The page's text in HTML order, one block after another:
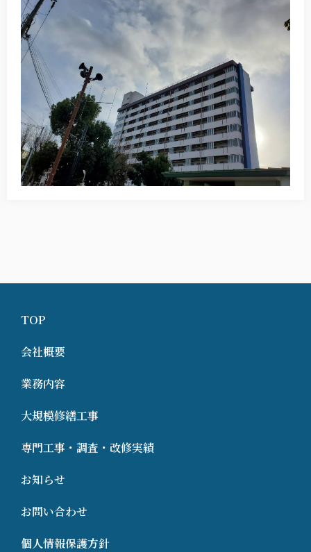
TOP
会社概要
業務内容
大規模修繕工事
専門工事・調査・改修実績
お知らせ
お問い合わせ
個人情報保護方針